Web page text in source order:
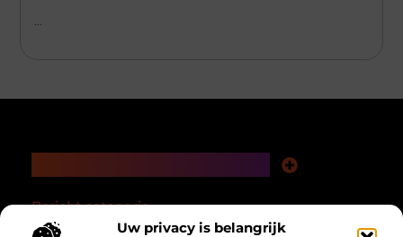
Uw privacy is belangrijk
...
Bericht categorie